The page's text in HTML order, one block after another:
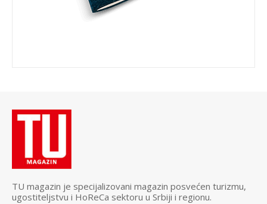
TU magazin je specijalizovani magazin posvećen turizmu,
ugostiteljstvu i HoReCa sektoru u Srbiji i regionu.